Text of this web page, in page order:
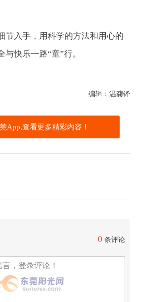
节入手，用科学的方法和用心的
快乐一路“童”行。
编辑：温龚锋
App,查看更多精彩内容！
0 条评论